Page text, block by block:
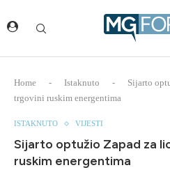
Home - Istaknuto -
Sijarto
trgovini ruskim energentima
ISTAKNUTO VIJESTI
Sijarto optužio Zapad za
ruskim energentima